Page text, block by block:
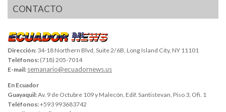
CONTACTO
Dirección: 34-18 Northern Blvd, Suite 2/6B, Long Island City, NY 11101
Teléfonos: (718) 205-7014
E-mail: semanario@ecuadornews.us
En Ecuador
Guayaquil:Av. 9 de Octubre 109 y Malecón, Edif. Santistevan, Piso 3, Ofi. 1
Teléfonos:+593 993683742